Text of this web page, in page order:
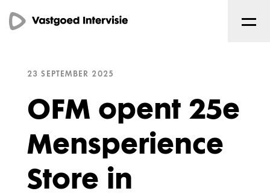
23 SEPTEMBER 2025
OFM opent 25e
Mensperience
Store in